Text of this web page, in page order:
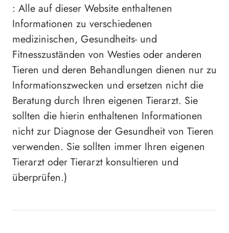
: Alle auf dieser Website enthaltenen
Informationen zu verschiedenen
medizinischen, Gesundheits- und
Fitnesszuständen von Westies oder anderen
Tieren und deren Behandlungen dienen nur zu
Informationszwecken und ersetzen nicht die
Beratung durch Ihren eigenen Tierarzt. Sie
sollten die hierin enthaltenen Informationen
nicht zur Diagnose der Gesundheit von Tieren
verwenden. Sie sollten immer Ihren eigenen
Tierarzt oder Tierarzt konsultieren und
überprüfen.)